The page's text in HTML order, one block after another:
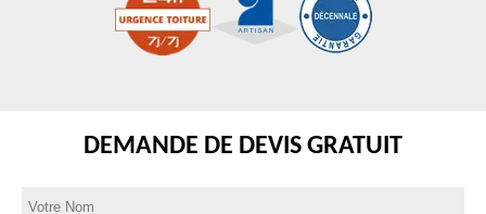
DEMANDE DE DEVIS GRATUIT